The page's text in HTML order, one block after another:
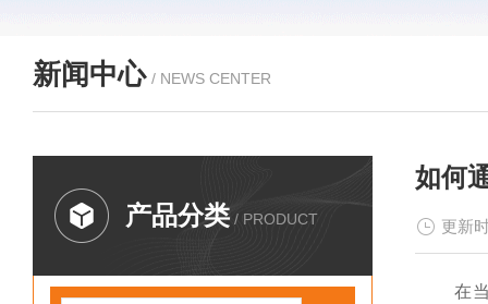
新闻中心 / NEWS CENTER
产品分类 / PRODUCT
如何
更新
在当今